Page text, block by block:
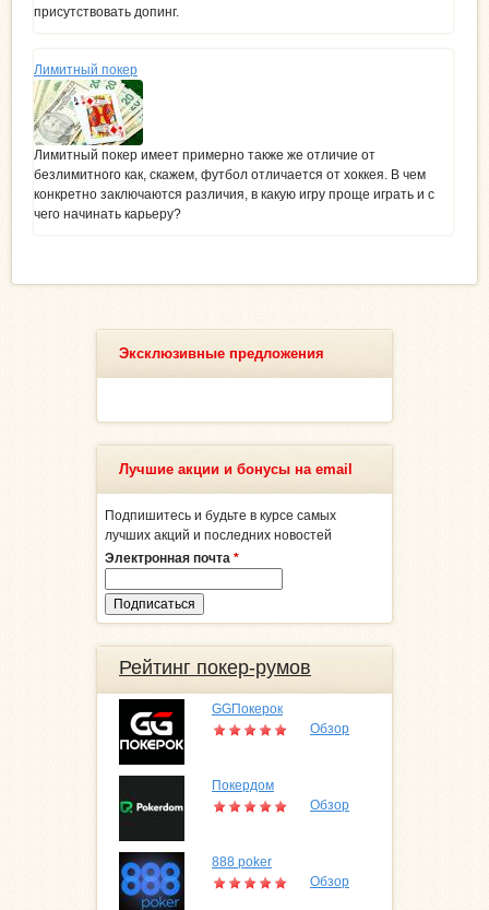
присутствовать допинг.
Лимитный покер
Лимитный покер имеет примерно также же отличие от
безлимитного как, скажем, футбол отличается от хоккея. В чем
конкретно заключаются различия, в какую игру проще играть и с
чего начинать карьеру?
Эксклюзивные предложения
Лучшие акции и бонусы на email
Подпишитесь и будьте в курсе самых
лучших акций и последних новостей
Электронная почта *
Рейтинг покер-румов
GGПокерок
Обзор
Покердом
Обзор
888 poker
Обзор